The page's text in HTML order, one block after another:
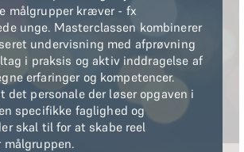
målgrupper kræver - fx
unge. Masterclassen kombinerer
undervisning med afprøvning
i praksis og aktiv inddragelse af
erfaringer og kompetencer.
det personale der løser opgaven i
specifikke faglighed og
skal til for at skabe reel
målgruppen.